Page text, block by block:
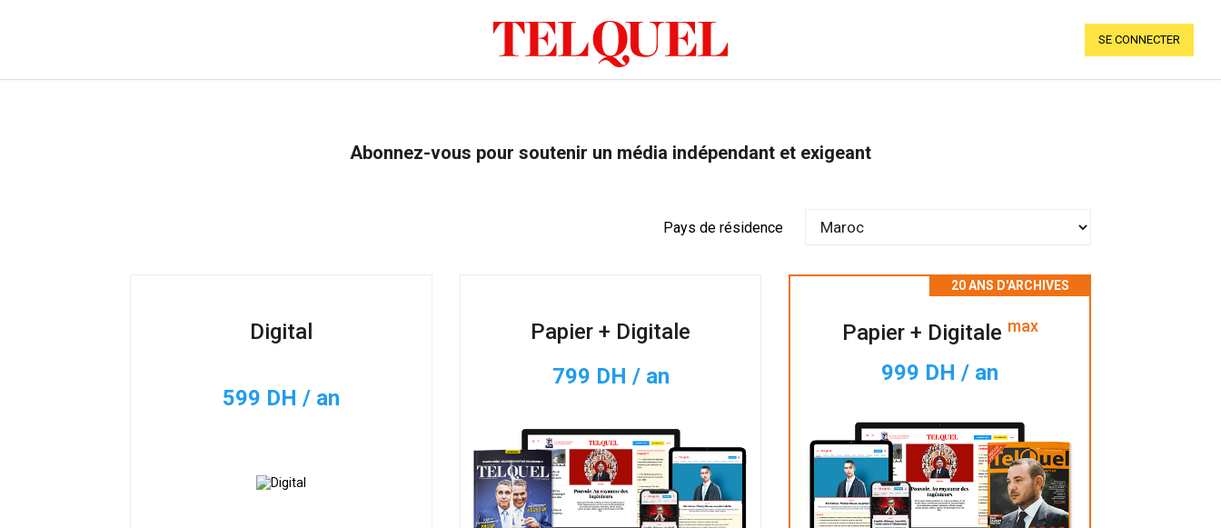
SE CONNECTER
Abonnez-vous pour soutenir un média indépendant et exigeant
Pays de résidence
Digital
599 DH / an
Papier + Digitale
799 DH / an
Papier + Digitale max
999 DH / an